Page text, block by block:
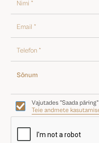
Vajutades "Saada
Teie andmete